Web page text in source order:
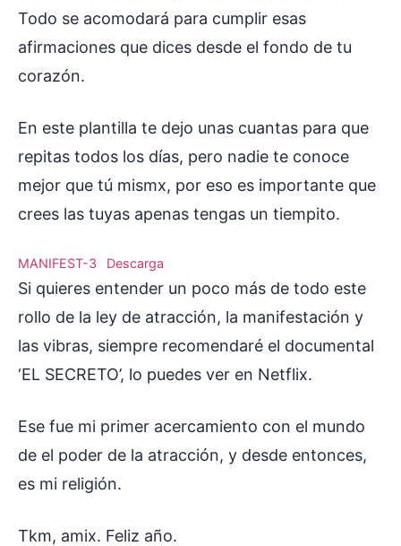
Todo se acomodará para cumplir esas
afirmaciones que dices desde el fondo de tu
corazón.
En este plantilla te dejo unas cuantas para que
repitas todos los días, pero nadie te conoce
mejor que tú mismx, por eso es importante que
crees las tuyas apenas tengas un tiempito.
MANIFEST-3 Descarga
Si quieres entender un poco más de todo este
rollo de la ley de atracción, la manifestación y
las vibras, siempre recomendaré el documental
‘EL SECRETO’, lo puedes ver en Netflix.
Ese fue mi primer acercamiento con el mundo
de el poder de la atracción, y desde entonces,
es mi religión.
Tkm, amix. Feliz año.